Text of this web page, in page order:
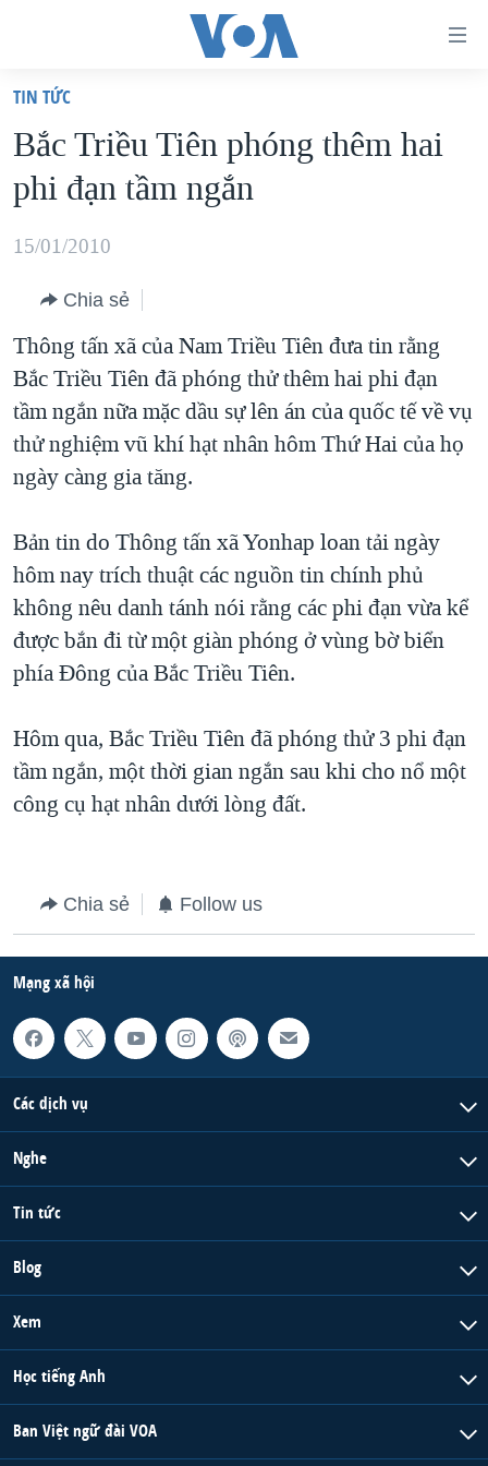
truy
cập
Tới
dung
chính
điều
hướng
chính
Đi
tới
VIỆT NAM
HOA KỲ
BIỂN ĐÔNG
BLOG
DIỄN ĐÀN
MỤC
TỰ DO BÁO CHÍ
VẠCH TRẦN TIN GIẢ
ĐỜI SỐNG
KINH TẾ
KHOA HỌC
SỨC KHOẺ
THỂ THAO
GIÁO DỤC
CHUYÊN ĐỀ
CHIẾN TRANH THƯƠNG MẠI CỦA MỸ: QUÁ KHỨ VÀ HIỆN
TẠI
HÀNH TRÌNH BẦU CỬ 2024
MỘT NĂM CHIẾN TRANH TẠI DẢI GAZA
GIẢI MÃ VÀNH ĐAI & CON ĐƯỜNG
NGÀY TỊ NẠN THẾ GIỚI
TRỊNH VĨNH BÌNH - NGƯỜI HẠ 'BÊN THẮNG CUỘC'
GROUND ZERO – XƯA VÀ NAY
CHI PHÍ CHIẾN TRANH AFGHANISTAN
CÁC GIÁ TRỊ CỘNG HÒA Ở VIỆT NAM
HỌC TIẾNG ANH
NGHE
MẠNG XÃ HỘI
TIN TỨC
Bắc Triều Tiên phóng thêm hai
phi đạn tầm ngắn
15/01/2010
Chia sẻ
Thông tấn xã của Nam Triều Tiên đưa tin rằng
Bắc Triều Tiên đã phóng thử thêm hai phi đạn
tầm ngắn nữa mặc dầu sự lên án của quốc tế về vụ
thử nghiệm vũ khí hạt nhân hôm Thứ Hai của họ
ngày càng gia tăng.
Bản tin do Thông tấn xã Yonhap loan tải ngày
hôm nay trích thuật các nguồn tin chính phủ
không nêu danh tánh nói rằng các phi đạn vừa kể
được bắn đi từ một giàn phóng ở vùng bờ biển
phía Đông của Bắc Triều Tiên.
Hôm qua, Bắc Triều Tiên đã phóng thử 3 phi đạn
tầm ngắn, một thời gian ngắn sau khi cho nổ một
công cụ hạt nhân dưới lòng đất.
Chia sẻ Follow us
Mạng xã hội
Các dịch vụ
Nghe
Tin tức
Blog
Xem
Học tiếng Anh
Ban Việt ngữ đài VOA